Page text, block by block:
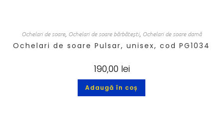
Ochelari de soare, Ochelari de soare bărbătești, Ochelari de soare damă
Ochelari de soare Pulsar, unisex, cod PG1034
190,00 lei
Adaugă în coș